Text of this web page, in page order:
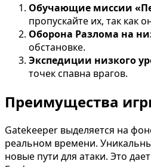
Обучающие миссии
пропускайте их, так как
Оборона Разлома на
обстановке.
Экспедиции низкого
точек спавна врагов.
Преимущества
Gatekeeper выделяется на
реальном времени.
новые пути для атаки. Это